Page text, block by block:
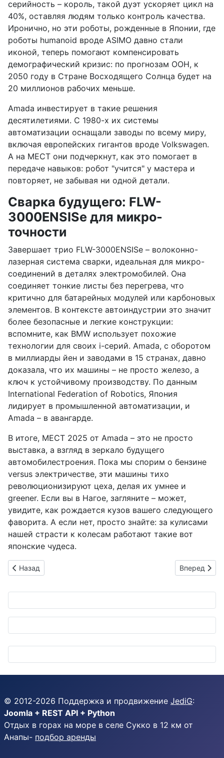
серийность – король, такой дуэт ускоряет цикл на
40%, оставляя людям только контроль качества.
Иронично, но эти роботы, рожденные в Японии, где
роботы humanoid вроде ASIMO давно стали
иконой, теперь помогают компенсировать
демографический кризис: по прогнозам ООН, к
2050 году в Стране Восходящего Солнца будет на
20 миллионов рабочих меньше.
Amada инвестирует в такие решения
десятилетиями. С 1980-х их системы
автоматизации оснащали заводы по всему миру,
включая европейских гигантов вроде Volkswagen.
А на MECT они подчеркнут, как это помогает в
передаче навыков: робот "учится" у мастера и
повторяет, не забывая ни одной детали.
Сварка будущего: FLW-
3000ENSISe для микро-
точности
Завершает трио FLW-3000ENSISe – волоконно-
лазерная система сварки, идеальная для микро-
соединений в деталях электромобилей. Она
соединяет тонкие листы без перегрева, что
критично для батарейных модулей или карбоновых
элементов. В контексте автоиндустрии это значит
более безопасные и легкие конструкции:
вспомните, как BMW использует похожие
технологии для своих i-серий. Amada, с оборотом
в миллиарды йен и заводами в 15 странах, давно
доказала, что их машины – не просто железо, а
ключ к устойчивому производству. По данным
International Federation of Robotics, Япония
лидирует в промышленной автоматизации, и
Amada – в авангарде.
В итоге, MECT 2025 от Amada – это не просто
выставка, а взгляд в зеркало будущего
автомобилестроения. Пока мы спорим о бензине
versus электричестве, эти машины тихо
революционизируют цеха, делая их умнее и
greener. Если вы в Нагое, загляните – может,
увидите, как рождается кузов вашего следующего
фаворита. А если нет, просто знайте: за кулисами
нашей страсти к колесам работают такие вот
японские чудеса.
Предыдущий: Mercedes-Benz ELF: Фургон-волшебник,
Назад Следующий:
Вперед
© 2012-2026 Поддержка и продвижение JediG:
Joomla + REST API + Python
Отдых в горах на море в селе Сукко в 12 км от
Анапы- подбор аренды